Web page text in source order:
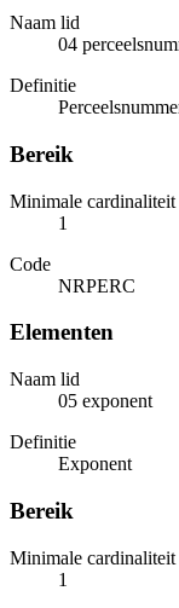
Naam lid
04
Definitie
Bereik
Minimale cardinaliteit
1
Code
NRPERC
Elementen
Naam lid
05 exponent
Definitie
Exponent
Bereik
Minimale cardinaliteit
1